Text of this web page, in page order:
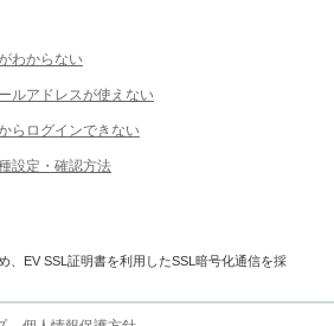
わからない
ルアドレスが使えない
らログインできない
設定・確認方法
、EV SSL証明書を利用したSSL暗号化通信を採